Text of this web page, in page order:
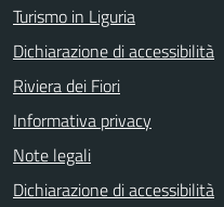
Turismo in Liguria
Dichiarazione di accessibilità
Riviera dei Fiori
Informativa privacy
Note legali
Dichiarazione di accessibilità